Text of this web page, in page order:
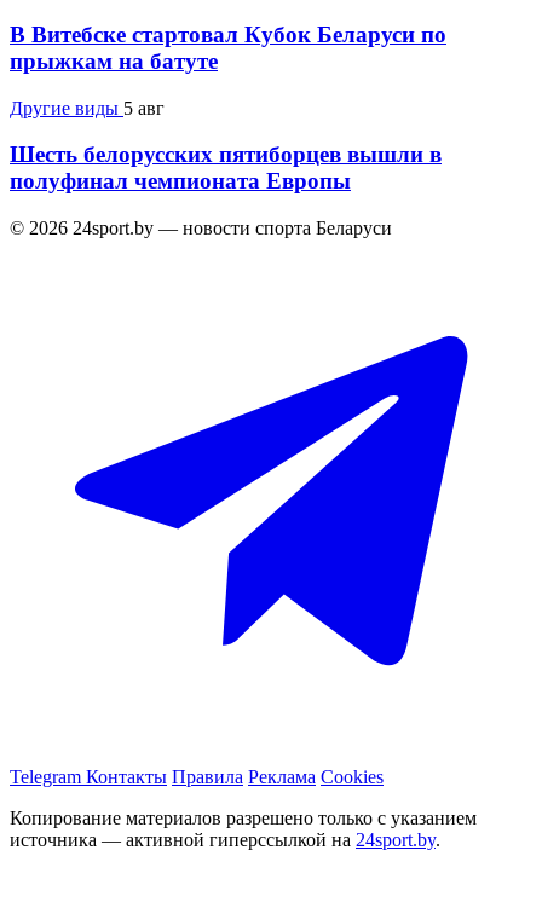
В Витебске стартовал Кубок Беларуси по
прыжкам на батуте
Другие виды 5 авг
Шесть белорусских пятиборцев вышли в
полуфинал чемпионата Европы
© 2026 24sport.by — новости спорта Беларуси
Telegram Контакты Правила Реклама Cookies
Копирование материалов разрешено только с указанием
источника — активной гиперссылкой на 24sport.by.